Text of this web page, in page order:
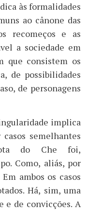
às formalidades
ao cânone das
recomeços e as
a sociedade em
que consistem os
de possibilidades
de personagens
implica
semelhantes
do Che foi,
Como, aliás, por
ambos os casos
Há, sim, uma
e de convicções. A